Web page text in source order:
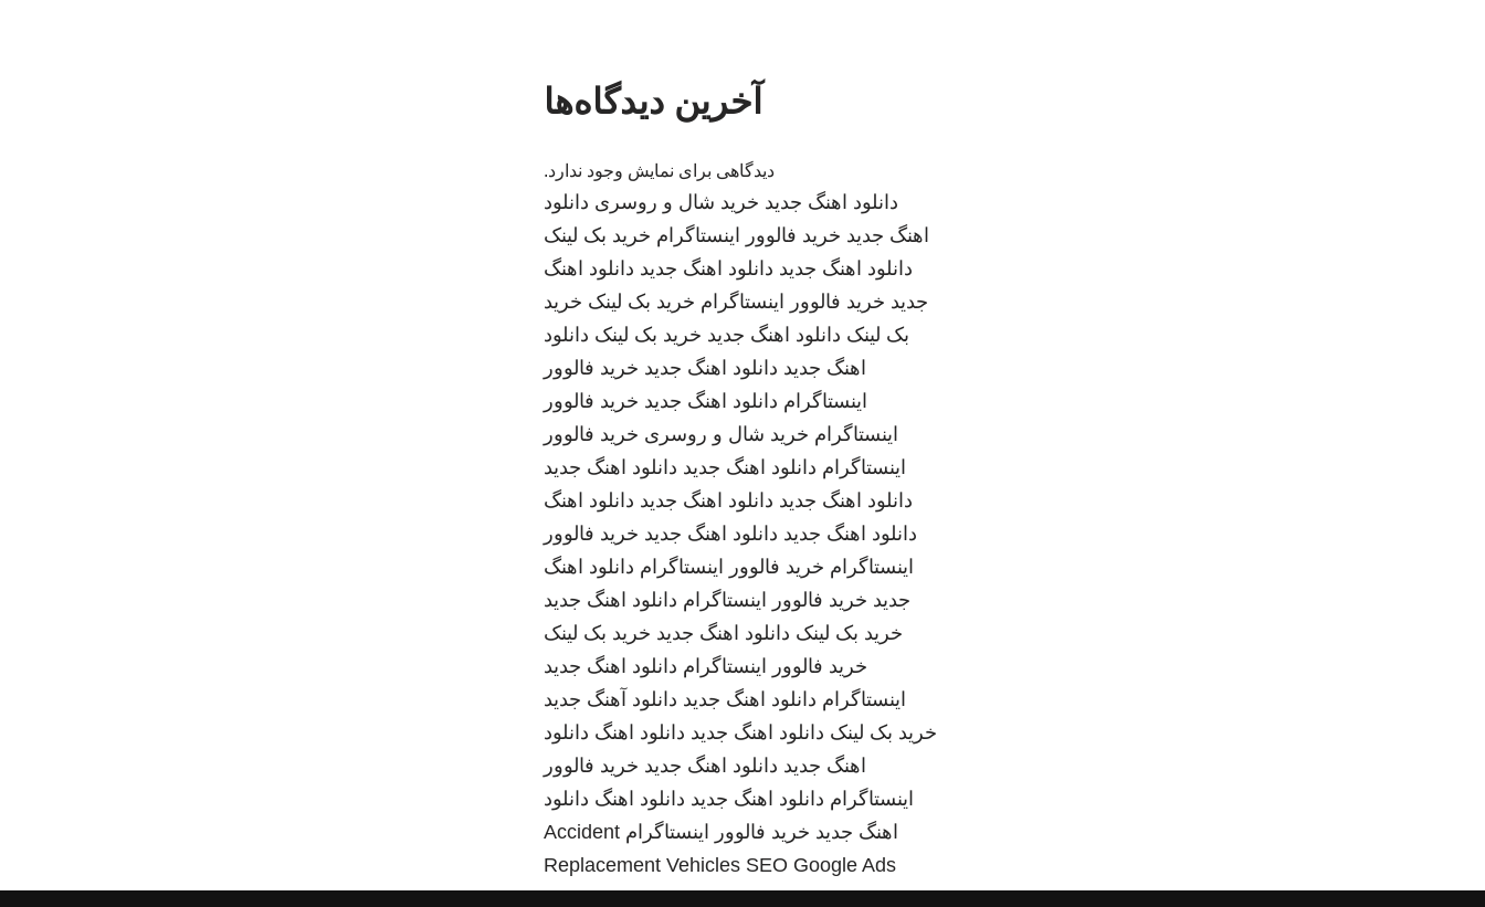
آخرین دیدگاه‌ها
دیدگاهی برای نمایش وجود ندارد.
دانلود اهنگ جدید خرید شال و روسری دانلود
اهنگ جدید خرید فالوور اینستاگرام خرید بک لینک
دانلود اهنگ جدید دانلود اهنگ جدید دانلود اهنگ
جدید خرید فالوور اینستاگرام خرید بک لینک خرید
بک لینک دانلود اهنگ جدید خرید بک لینک دانلود
اهنگ جدید دانلود اهنگ جدید خرید فالوور
اینستاگرام دانلود اهنگ جدید خرید فالوور
اینستاگرام خرید شال و روسری خرید فالوور
اینستاگرام دانلود اهنگ جدید دانلود اهنگ جدید
دانلود اهنگ جدید دانلود اهنگ جدید دانلود اهنگ
دانلود اهنگ جدید دانلود اهنگ جدید خرید فالوور
اینستاگرام خرید فالوور اینستاگرام دانلود اهنگ
جدید خرید فالوور اینستاگرام دانلود اهنگ جدید
خرید بک لینک دانلود اهنگ جدید خرید بک لینک
خرید فالوور اینستاگرام دانلود اهنگ جدید
اینستاگرام دانلود اهنگ جدید دانلود آهنگ جدید
خرید بک لینک دانلود اهنگ جدید دانلود اهنگ دانلود
اهنگ جدید دانلود اهنگ جدید خرید فالوور
اینستاگرام دانلود اهنگ جدید دانلود اهنگ دانلود
اهنگ جدید خرید فالوور اینستاگرام Accident
Replacement Vehicles SEO Google Ads